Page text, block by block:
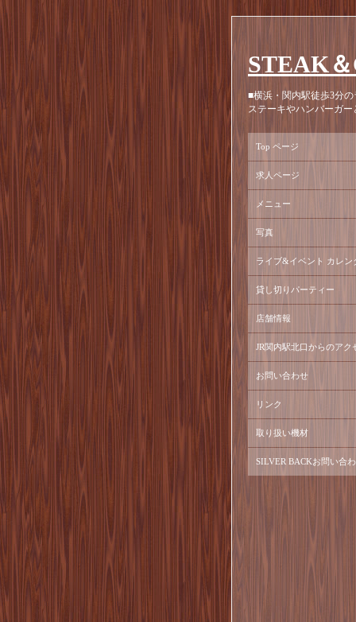
STEAK
■横浜・関内駅徒歩3分
ステーキやハンバーガ
Top ページ
求人ページ
メニュー
写真
ライブ&イベント カレン
貸し切りパーティー
店舗情報
JR関内駅北口からのアク
お問い合わせ
リンク
取り扱い機材
SILVER BACKお問い合